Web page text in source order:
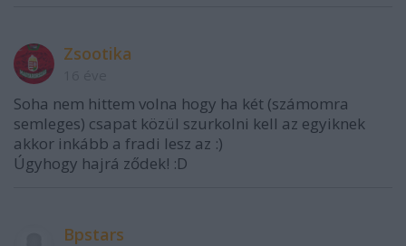
Zsootika
Soha nem hittem volna hogy ha két (számomra
semleges) csapat közül szurkolni kell az egyiknek
akkor inkább a fradi lesz az :)
Úgyhogy hajrá ződek! :D
Bpstars